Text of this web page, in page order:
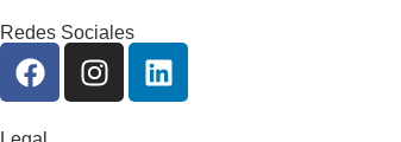
Redes Sociales